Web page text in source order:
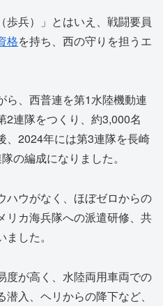
歩兵）」とはいえ、戦闘要員
格を持ち、西の守りを担うエ
ら、西普連を第1水陸機動連
2連隊をつくり、約3,000名
、2024年には第3連隊を長崎
の編成になりました。
ハウがなく、ほぼゼロからの
リカ海兵隊への派遣研修、共
した。
度が高く、水陸両用車両での
入、ヘリからの降下など、